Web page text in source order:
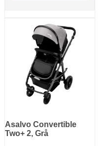
Asalvo Convertible
Two+ 2, Grå